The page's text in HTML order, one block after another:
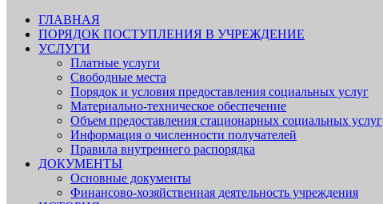
ГЛАВНАЯ
ПОРЯДОК ПОСТУПЛЕНИЯ В УЧРЕЖДЕНИЕ
УСЛУГИ
Платные услуги
Свободные места
Порядок и условия предоставления социальных услуг
Материально-техническое обеспечение
Объем предоставления стационарных социальных услуг
Информация о численности получателей
Правила внутреннего распорядка
ДОКУМЕНТЫ
Основные документы
Финансово-хозяйственная деятельность учреждения